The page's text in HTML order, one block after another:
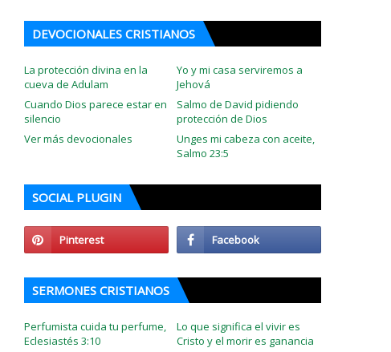
DEVOCIONALES CRISTIANOS
La protección divina en la
cueva de Adulam
Yo y mi casa serviremos a
Jehová
Cuando Dios parece estar en
silencio
Salmo de David pidiendo
protección de Dios
Ver más devocionales
Unges mi cabeza con aceite,
Salmo 23:5
SOCIAL PLUGIN
SERMONES CRISTIANOS
Perfumista cuida tu perfume,
Eclesiastés 3:10
Lo que significa el vivir es
Cristo y el morir es ganancia